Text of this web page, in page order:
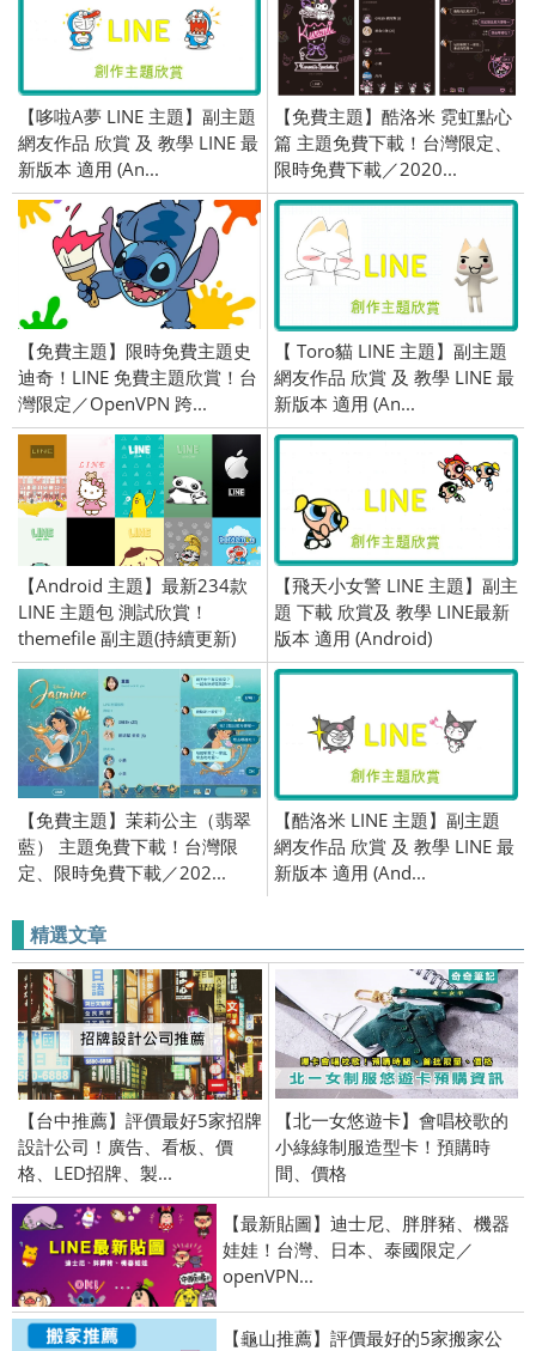
【哆啦A夢 LINE 主題】副主題
網友作品 欣賞 及 教學 LINE 最
新版本 適用 (An...
【免費主題】酷洛米 霓虹點心
篇 主題免費下載！台灣限定、
限時免費下載／2020...
【免費主題】限時免費主題史
迪奇！LINE 免費主題欣賞！台
灣限定／OpenVPN 跨...
【 Toro貓 LINE 主題】副主題
網友作品 欣賞 及 教學 LINE 最
新版本 適用 (An...
【Android 主題】最新234款
LINE 主題包 測試欣賞！
themefile 副主題(持續更新)
【飛天小女警 LINE 主題】副主
題 下載 欣賞及 教學 LINE最新
版本 適用 (Android)
【免費主題】茉莉公主（翡翠
藍） 主題免費下載！台灣限
定、限時免費下載／202...
【酷洛米 LINE 主題】副主題
網友作品 欣賞 及 教學 LINE 最
新版本 適用 (And...
精選文章
【台中推薦】評價最好5家招牌
設計公司！廣告、看板、價
格、LED招牌、製...
【北一女悠遊卡】會唱校歌的
小綠綠制服造型卡！預購時
間、價格
【最新貼圖】迪士尼、胖胖豬、機器
娃娃！台灣、日本、泰國限定／
openVPN...
【龜山推薦】評價最好的5家搬家公